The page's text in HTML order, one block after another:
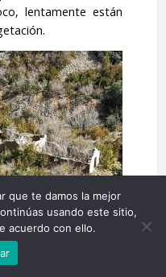
lentamente están
sirvieron de cobijo a los
presas
que te damos la mejor
usando este sitio,
acuerdo con ello.